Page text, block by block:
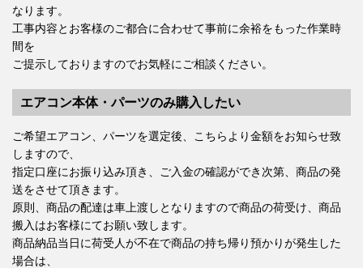
なります。
工事内容とお客様のご都合に合わせて事前に余裕をもった作業時
間を
ご提示しておりますのでお気軽にご相談ください。
エアコン本体・パーツのみ購入したい
ご希望エアコン、パーツを選定後、こちらより金額をお知らせ致
しますので、
指定口座にお振り込み頂き、ご入金の確認ができ次第、商品の発
送をさせて頂きます。
原則、商品の配達は車上渡しとなりますので商品の荷受け、商品
搬入はお客様にてお願い致します。
商品納品当日に荷受人が不在で商品の持ち帰り預かりが発生した
場合は、